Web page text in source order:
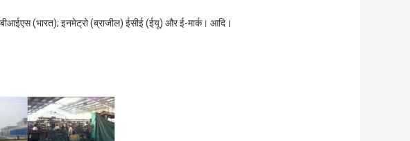
(भारत); इनमेट्रो (ब्राजील) ईसीई (ईयू) और ई-मार्क। आदि।